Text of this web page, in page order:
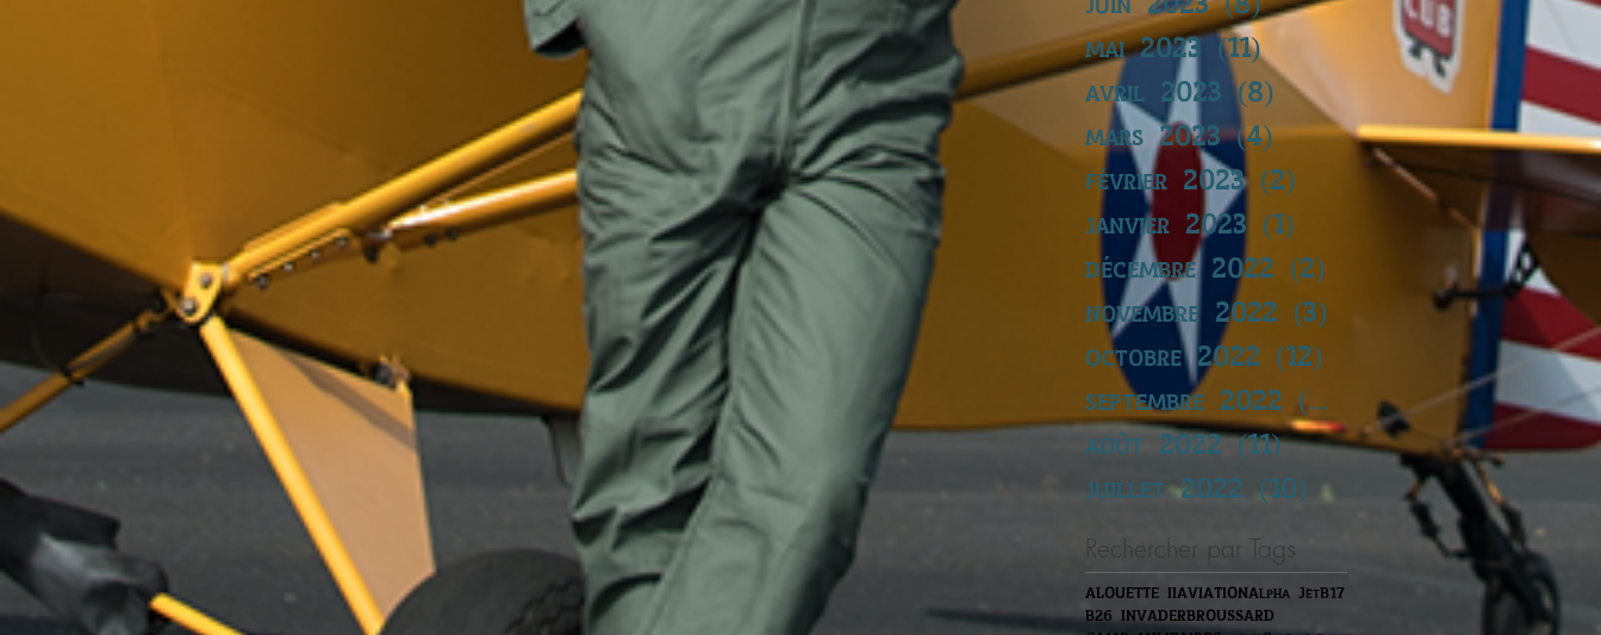
mai 2023 (11)11 posts
avril 2023 (8) 8 posts
mars 2023 (4)4 posts
février 2023 (2) 2 posts
janvier 2023 (1)
décembre 2022 (2)
novembre 2022 (3)
octobre 2022 (12)
septembre 2022 (14)
14 posts
août 2022 (11)11 posts
juillet 2022 (10) 10 posts
Rechercher par Tags
ALOUETTE IIAVIATIONAlpha JetB17
B26 INVADERBROUSSARD